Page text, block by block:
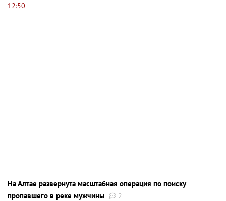
12:50
На Алтае развернута масштабная операция по поиску
пропавшего в реке мужчины
2